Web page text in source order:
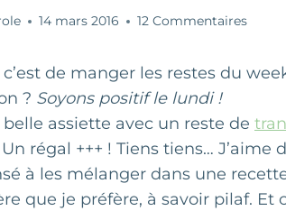
14 mars 2016 12 Commentaires
de manger les restes du
? Soyons positif le lundi !
assiette avec un reste de
régal +++ ! Tiens tiens… J’aime
à les mélanger dans une
que je préfère, à savoir pilaf. Et